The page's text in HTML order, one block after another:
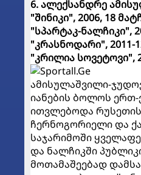
6. ალექსანდრე
"შინიკი", 2006, 18
"სპარტაკ-ნალჩიკი",
"კრასნოდარი", 2011-
"კრილია სოვეტოვი",
ამისულაშვილი-
იანების ბოლოს
ითვლებოდა
ჩერნოგორიელი და
საჯარიმოში
და ნალჩიკში
მოთამაშეებად